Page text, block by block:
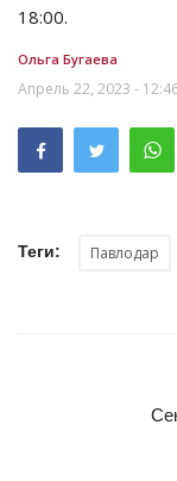
18:00.
Ольга Бугаева
Апрель 22, 2023 -
Теги: Павлодар